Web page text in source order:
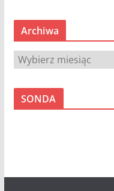
Archiwa
A
r
c
SONDA